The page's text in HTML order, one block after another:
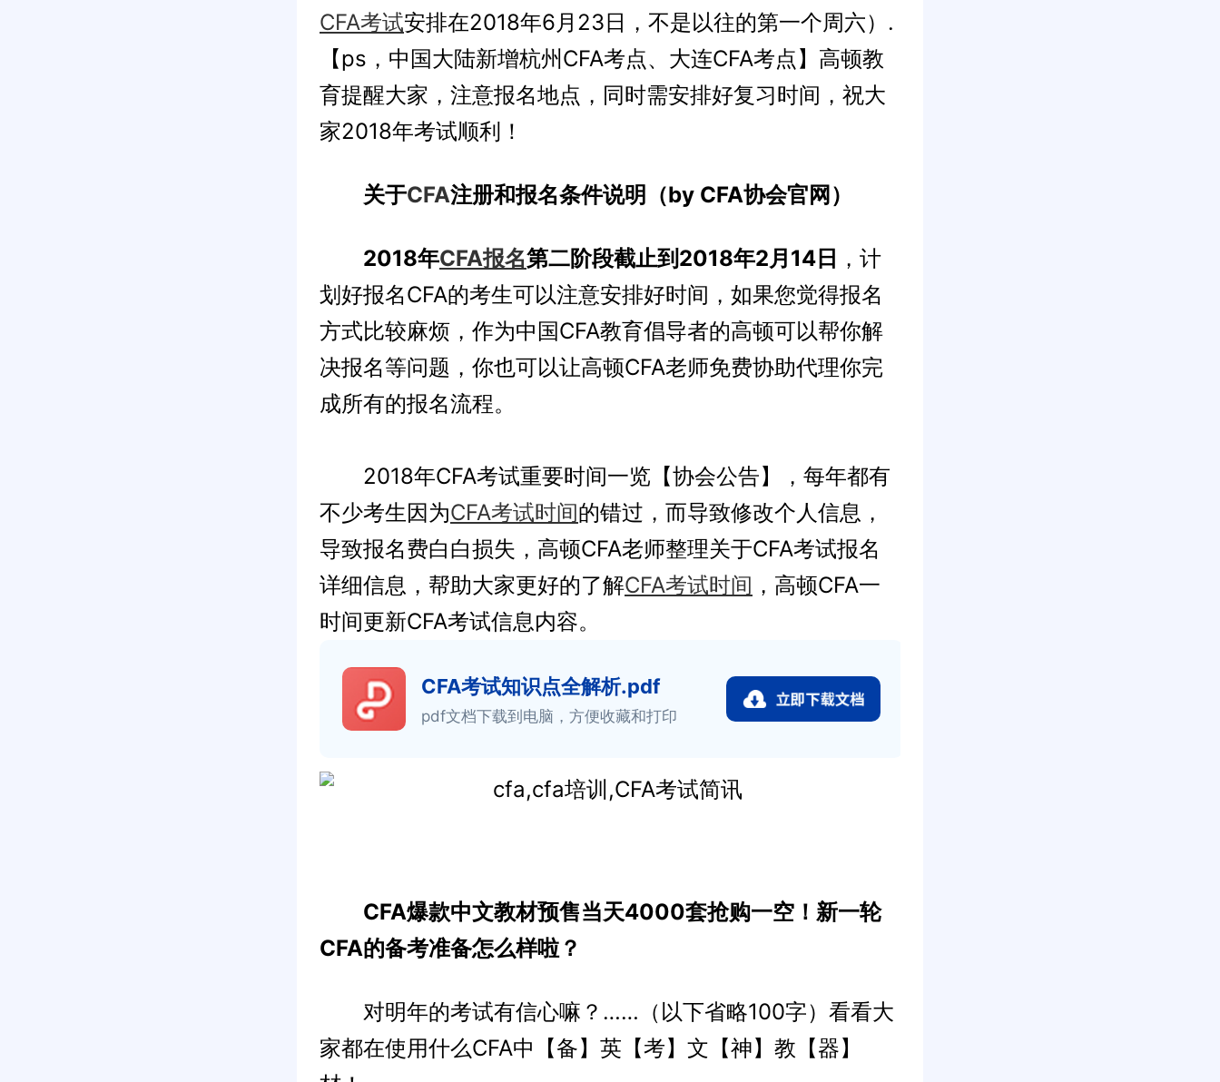
CFA考试安排在2018年6月23日，不是以往的第一个周六）.
【ps，中国大陆新增杭州CFA考点、大连CFA考点】高顿教
育提醒大家，注意报名地点，同时需安排好复习时间，祝大
家2018年考试顺利！
关于CFA注册和报名条件说明（by CFA协会官网）
2018年CFA报名第二阶段截止到2018年2月14日 ，计
划好报名CFA的考生可以注意安排好时间，如果您觉得报名
方式比较麻烦，作为中国CFA教育倡导者的高顿可以帮你解
决报名等问题，你也可以让高顿CFA老师免费协助代理你完
成所有的报名流程。
2018年CFA考试重要时间一览【协会公告】，每年都有
不少考生因为CFA考试时间的错过，而导致修改个人信息，
导致报名费白白损失，高顿CFA老师整理关于CFA考试报名
详细信息，帮助大家更好的了解CFA考试时间 ，高顿CFA一
时间更新CFA考试信息内容。
CFA考试知识点全解析.pdf
pdf文档下载到电脑，方便收藏和打印
CFA爆款中文教材预售当天4000套抢购一空！新一轮
CFA的备考准备怎么样啦？
对明年的考试有信心嘛？……（以下省略100字）看看大
家都在使用什么CFA中【备】英【考】文【神】教【器】